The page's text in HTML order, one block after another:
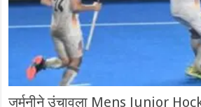
जर्मनीने उंचावला Mens Junior